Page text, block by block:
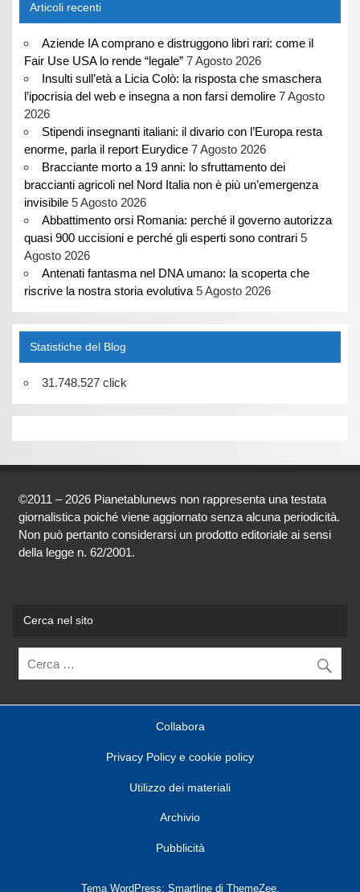
Articoli recenti
Aziende IA comprano e distruggono libri rari: come il
Fair Use USA lo rende “legale” 7 Agosto 2026
Insulti sull’età a Licia Colò: la risposta che smaschera
l’ipocrisia del web e insegna a non farsi demolire 7 Agosto
2026
Stipendi insegnanti italiani: il divario con l’Europa resta
enorme, parla il report Eurydice 7 Agosto 2026
Bracciante morto a 19 anni: lo sfruttamento dei
braccianti agricoli nel Nord Italia non è più un’emergenza
invisibile 5 Agosto 2026
Abbattimento orsi Romania: perché il governo autorizza
quasi 900 uccisioni e perché gli esperti sono contrari 5
Agosto 2026
Antenati fantasma nel DNA umano: la scoperta che
riscrive la nostra storia evolutiva 5 Agosto 2026
Statistiche del Blog
31.748.527 click
©2011 – 2026 Pianetablunews non rappresenta una testata
giornalistica poiché viene aggiornato senza alcuna periodicità.
Non può pertanto considerarsi un prodotto editoriale ai sensi
della legge n. 62/2001.
Cerca nel sito
Collabora
Privacy Policy e cookie policy
Utilizzo dei materiali
Archivio
Pubblicità
Tema WordPress: Smartline di ThemeZee.